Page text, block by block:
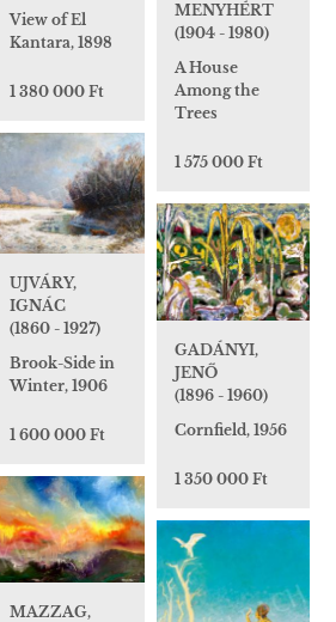
View of El
Kantara, 1898
1 380 000 Ft
MENYHÉRT
(1904 - 1980)
A House
Among the
Trees
1 575 000 Ft
UJVÁRY,
IGNÁC
(1860 - 1927)
Brook-Side in
Winter, 1906
1 600 000 Ft
GADÁNYI,
JENŐ
(1896 - 1960)
Cornfield, 1956
1 350 000 Ft
MAZZAG,